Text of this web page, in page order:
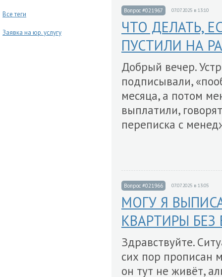
Все теги
Заявка на юр. услугу
Вопрос #021967 07.07.2025 в 13:10
ЧТО ДЕЛАТЬ,
ПУСТИЛИ НА
Добрый вечер.
подписывали,
месяца, а потом
выплатили,
переписка с
Вопрос #021966 07.07.2025 в 13:05
МОГУ Я
КВАРТИРЫ БЕЗ
Здравствуйте.
сих пор прописан
он тут не живёт,